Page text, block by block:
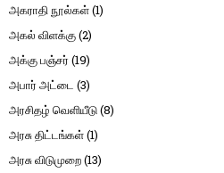
அகராதி நூல்கள்(1)
அகல் விளக்கு(2)
அக்கு பஞ்சர் (19)
அபார் அட்டை (3)
அரசிதழ் வெளியீடு(8)
அரசு திட்டங்கள்(1)
அரசு விடுமுறை(13)